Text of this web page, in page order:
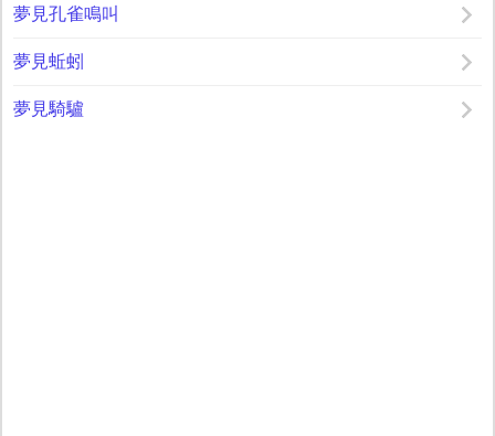
夢見孔雀鳴叫
夢見蚯蚓
夢見騎驢